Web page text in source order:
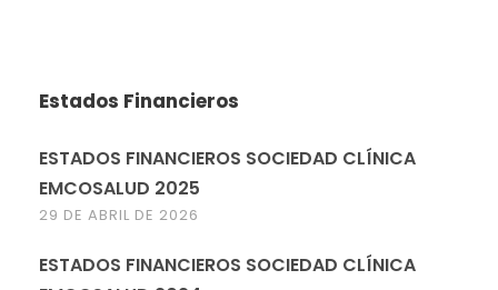
Estados Financieros
ESTADOS FINANCIEROS SOCIEDAD CLÍNICA
EMCOSALUD 2025
29 DE ABRIL DE 2026
ESTADOS FINANCIEROS SOCIEDAD CLÍNICA